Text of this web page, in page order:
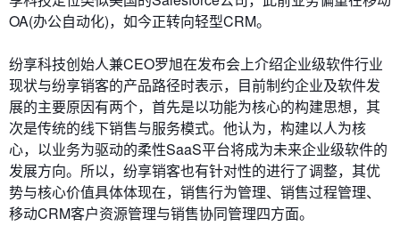
OA(办公自动化)，如今正转向轻型CRM。
纷享科技创始人兼CEO罗旭在发布会上介绍企业级软件行业
现状与纷享销客的产品路径时表示，目前制约企业及软件发
展的主要原因有两个，首先是以功能为核心的构建思想，其
次是传统的线下销售与服务模式。他认为，构建以人为核
心，以业务为驱动的柔性SaaS平台将成为未来企业级软件的
发展方向。所以，纷享销客也有针对性的进行了调整，其优
势与核心价值具体体现在，销售行为管理、销售过程管理、
移动CRM客户资源管理与销售协同管理四方面。